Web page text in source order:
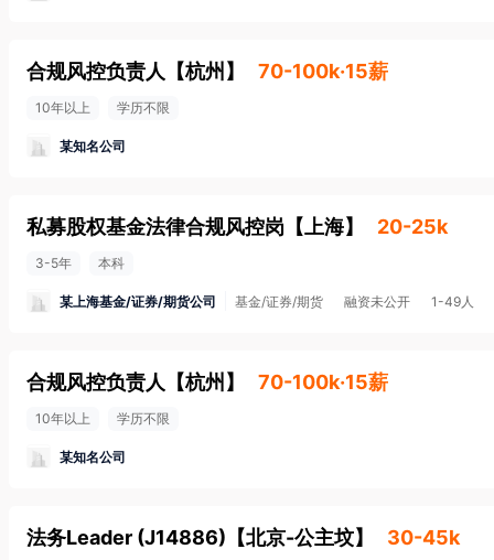
合规风控负责人 【杭州 】 70-100k·15薪
10年以上 学历不限
某知名公司
私募股权基金法律合规风控岗 【 上海】 20-25k
3-5年 本科
某上海基金/证券/期货公司 基金/证券/期货 融资未公开 1-49人
合规风控负责人 【杭州 】 70-100k·15薪
10年以上 学历不限
某知名公司
法务Leader (J14886) 【北京-公主坟】 30-45k